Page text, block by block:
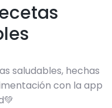
saludables, hechas
con la app